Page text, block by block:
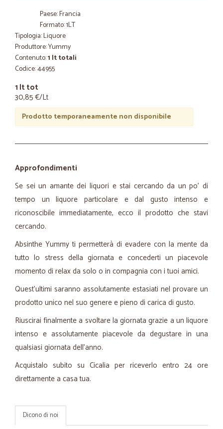
Paese: Francia
Formato: 1LT
Tipologia: Liquore
Produttore: Yummy
Contenuto:1 lt totali
Codice: 44955
1 lt tot
30,85 €/Lt
Prodotto temporaneamente non disponibile
Approfondimenti
Se sei un amante dei liquori e stai cercando da un po' di
tempo un liquore particolare e dal gusto intenso e
riconoscibile immediatamente, ecco il prodotto che stavi
cercando.
Absinthe Yummy ti permetterà di evadere con la mente da
tutto lo stress della giornata e concederti un piacevole
momento di relax da solo o in compagnia con i tuoi amici.
Quest'ultimi saranno assolutamente estasiati nel provare un
prodotto unico nel suo genere e pieno di carica di gusto.
Riuscirai finalmente a svoltare la giornata grazie a un liquore
intenso e assolutamente piacevole da degustare in una
qualsiasi giornata dell'anno.
Acquistalo subito su Cicalia per riceverlo entro 24 ore
direttamente a casa tua.
Dicono di noi